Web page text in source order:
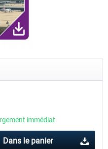
immédiat
Dans le panier